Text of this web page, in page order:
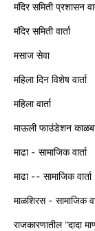
मंदिर समिती प्रशासन
मंदिर समिती वार्ता
मसाज सेवा
महिला दिन विशेष वार्ता
महिला वार्ता
माऊली फाउंडेशन
माढा - सामाजिक वार्ता
माढा -- सामाजिक वार्ता
माळशिरस - सामाजिक
राजकारणातील "दादा